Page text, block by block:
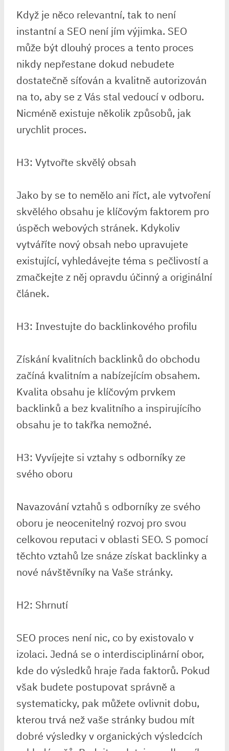
Když je něco relevantní, tak to není
instantní a SEO není jím výjimka. SEO
může být dlouhý proces a tento proces
nikdy nepřestane dokud nebudete
dostatečně síťován a kvalitně autorizován
na to, aby se z Vás stal vedoucí v odboru.
Nicméně existuje několik způsobů, jak
urychlit proces.
H3: Vytvořte skvělý obsah
Jako by se to nemělo ani říct, ale vytvoření
skvělého obsahu je klíčovým faktorem pro
úspěch webových stránek. Kdykoliv
vytváříte nový obsah nebo upravujete
existující, vyhledávejte téma s pečlivostí a
zmačkejte z něj opravdu účinný a originální
článek.
H3: Investujte do backlinkového profilu
Získání kvalitních backlinků do obchodu
začíná kvalitním a nabízejícím obsahem.
Kvalita obsahu je klíčovým prvkem
backlinků a bez kvalitního a inspirujícího
obsahu je to takřka nemožné.
H3: Vyvíjejte si vztahy s odborníky ze
svého oboru
Navazování vztahů s odborníky ze svého
oboru je neocenitelný rozvoj pro svou
celkovou reputaci v oblasti SEO. S pomocí
těchto vztahů lze snáze získat backlinky a
nové návštěvníky na Vaše stránky.
H2: Shrnutí
SEO proces není nic, co by existovalo v
izolaci. Jedná se o interdisciplinární obor,
kde do výsledků hraje řada faktorů. Pokud
však budete postupovat správně a
systematicky, pak můžete ovlivnit dobu,
kterou trvá než vaše stránky budou mít
dobré výsledky v organických výsledcích